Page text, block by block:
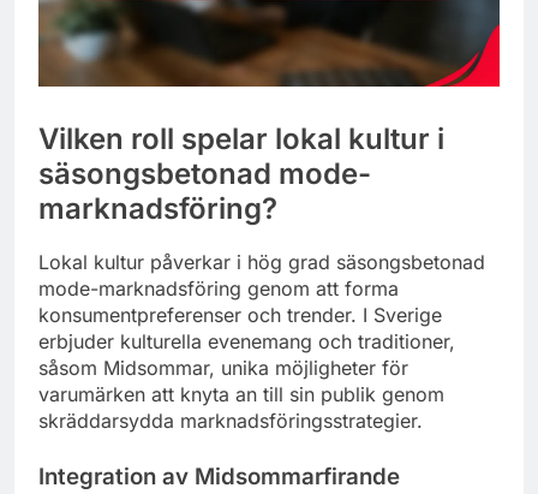
Vilken roll spelar lokal kultur i
säsongsbetonad mode-
marknadsföring?
Lokal kultur påverkar i hög grad säsongsbetonad
mode-marknadsföring genom att forma
konsumentpreferenser och trender. I Sverige
erbjuder kulturella evenemang och traditioner,
såsom Midsommar, unika möjligheter för
varumärken att knyta an till sin publik genom
skräddarsydda marknadsföringsstrategier.
Integration av Midsommarfirande